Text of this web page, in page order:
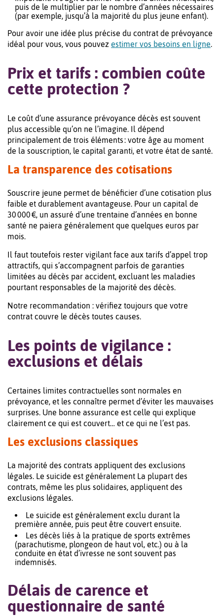
puis de le multiplier par le nombre d’années nécessaires
(par exemple, jusqu’à la majorité du plus jeune enfant).
Pour avoir une idée plus précise du contrat de prévoyance
idéal pour vous, vous pouvez estimer vos besoins en ligne.
Prix et tarifs : combien coûte
cette protection ?
Le coût d’une assurance prévoyance décès est souvent
plus accessible qu’on ne l’imagine. Il dépend
principalement de trois éléments : votre âge au moment
de la souscription, le capital garanti, et votre état de santé.
La transparence des cotisations
Souscrire jeune permet de bénéficier d’une cotisation plus
faible et durablement avantageuse. Pour un capital de
30 000 €, un assuré d’une trentaine d’années en bonne
santé ne paiera généralement que quelques euros par
mois.
Il faut toutefois rester vigilant face aux tarifs d’appel trop
attractifs, qui s’accompagnent parfois de garanties
limitées au décès par accident, excluant les maladies
pourtant responsables de la majorité des décès.
Notre recommandation : vérifiez toujours que votre
contrat couvre le décès toutes causes.
Les points de vigilance :
exclusions et délais
Certaines limites contractuelles sont normales en
prévoyance, et les connaître permet d’éviter les mauvaises
surprises. Une bonne assurance est celle qui explique
clairement ce qui est couvert… et ce qui ne l’est pas.
Les exclusions classiques
La majorité des contrats appliquent des exclusions
légales. Le suicide est généralement La plupart des
contrats, même les plus solidaires, appliquent des
exclusions légales.
Le suicide est généralement exclu durant la
première année, puis peut être couvert ensuite.
Les décès liés à la pratique de sports extrêmes
(parachutisme, plongeon de haut vol, etc.) ou à la
conduite en état d’ivresse ne sont souvent pas
indemnisés.
Délais de carence et
questionnaire de santé